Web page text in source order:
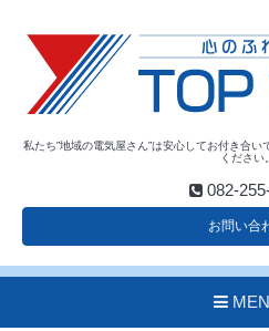
私たち”地域の電気屋さん”は安心してお付き合
ください。
082-
お問い合